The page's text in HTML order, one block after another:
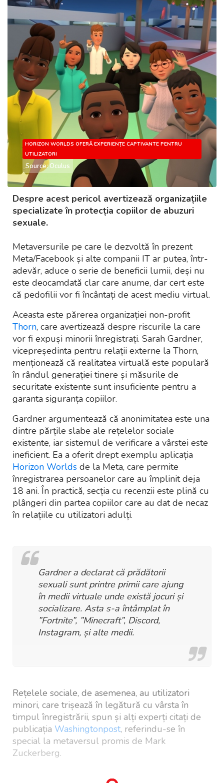
HORIZON WORLDS OFERĂ EXPERIENȚE CAPTIVANTE PENTRU
UTILIZATORI
Source: Oculus
Despre acest pericol avertizează organizațiile
specializate în protecția copiilor de abuzuri
sexuale.
Metaversurile pe care le dezvoltă în prezent
Meta/Facebook și alte companii IT ar putea, într-
adevăr, aduce o serie de beneficii lumii, deși nu
este deocamdată clar care anume, dar cert este
că pedofilii vor fi încântați de acest mediu virtual.
Aceasta este părerea organizației non-profit
Thorn, care avertizează despre riscurile la care
vor fi expuși minorii înregistrați. Sarah Gardner,
vicepreședinta pentru relații externe la Thorn,
menționează că realitatea virtuală este populară
în rândul generației tinere și măsurile de
securitate existente sunt insuficiente pentru a
garanta siguranța copiilor.
Gardner argumentează că anonimitatea este una
dintre părțile slabe ale rețelelor sociale
existente, iar sistemul de verificare a vârstei este
ineficient. Ea a oferit drept exemplu aplicația
Horizon Worlds de la Meta, care permite
înregistrarea persoanelor care au împlinit deja
18 ani. În practică, secția cu recenzii este plină cu
plângeri din partea copiilor care au dat de necaz
în relațiile cu utilizatori adulți.
Gardner a declarat că prădătorii
sexuali sunt printre primii care ajung
în medii virtuale unde există jocuri și
socializare. Asta s-a întâmplat în
”Fortnite”, ”Minecraft”, Discord,
Instagram, și alte medii.
Rețelele sociale, de asemenea, au utilizatori
minori, care trișează în legătură cu vârsta în
timpul înregistrării, spun și alți experți citați de
publicația Washingtonpost, referindu-se în
special la metaversul promis de Mark
Zuckerberg.